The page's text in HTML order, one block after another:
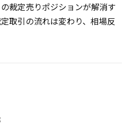
裁定売りポジションが解消す
取引の流れは変わり、相場反